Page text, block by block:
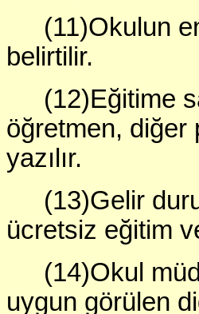
(11)Okulun
belirtilir.
(12)Eğitime
öğretmen, diğer
yazılır.
(13)Gelir
ücretsiz eğitim
(14)Okul
uygun görülen